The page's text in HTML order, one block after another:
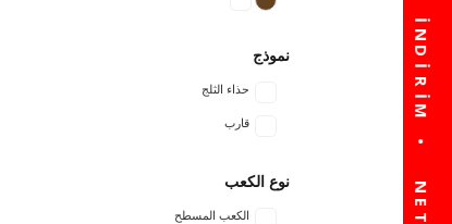
نموذج
حذاء الثلج
قارب
نوع الكعب
الكعب المسطح